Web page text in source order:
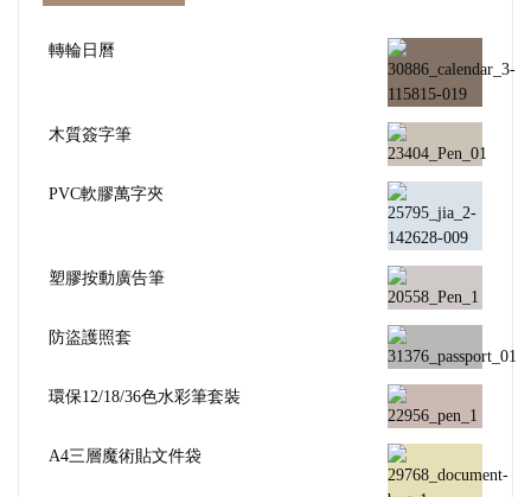
轉輪日曆
木質簽字筆
PVC軟膠萬字夾
塑膠按動廣告筆
防盜護照套
環保12/18/36色水彩筆套裝
A4三層魔術貼文件袋